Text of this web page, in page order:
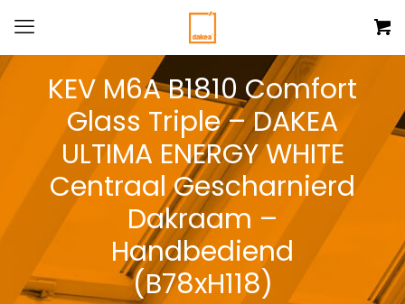
KEV M6A B1810 Comfort
Glass Triple – DAKEA
ULTIMA ENERGY WHITE
Centraal Gescharnierd
Dakraam –
Handbediend
(B78xH118)